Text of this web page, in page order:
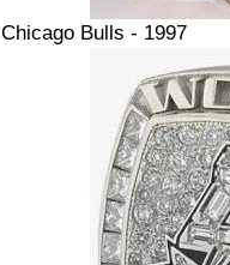
Chicago Bulls - 1997